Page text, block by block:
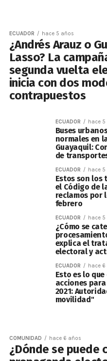
ECUADOR hace 5 años
¿Andrés Arauz o
Lasso? La
segunda vuelta
inicia con dos
contrapuestos
ECUADOR hace 5
Buses
normales en
Guayaquil:
de
ECUADOR hace 5
Estos son los
el Código de
reclamos por
febrero
ECUADOR hace 5
¿Cómo se
explica el
electoral y
ECUADOR hace 6
Esto es lo
acciones
2021:
movilidad"
COMUNIDAD hace 6 años
¿Dónde se puede